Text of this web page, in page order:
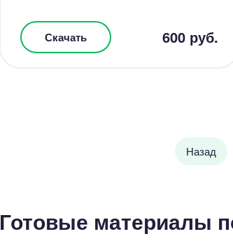
Скачать 600 руб.
Назад
Готовые материалы